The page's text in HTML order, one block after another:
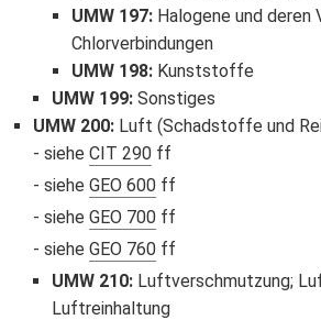
UMW 197:Halogene und deren
Chlorverbindungen
UMW 198:Kunststoffe
UMW 199: Sonstiges
UMW 200:Luft (Schadstoffe und
siehe CIT 290ff
siehe GEO 600ff
siehe GEO 700ff
siehe GEO 760ff
UMW 210: Luftverschmutzung;
Luftreinhaltung